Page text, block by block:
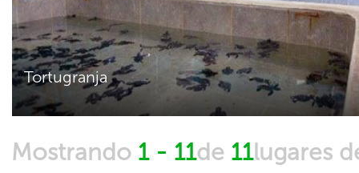
Tortugranja
Mostrando 1 - 11de 11lugares